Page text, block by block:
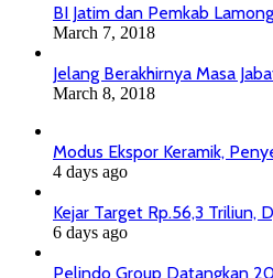
BI Jatim dan Pemkab
March 7, 2018
Jelang Berakhirnya Masa
March 8, 2018
Modus Ekspor Keramik,
4 days ago
Kejar Target Rp.56,3 Triliun,
6 days ago
Pelindo Group Datangkan